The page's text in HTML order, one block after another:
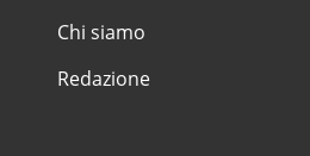
Chi siamo
Redazione